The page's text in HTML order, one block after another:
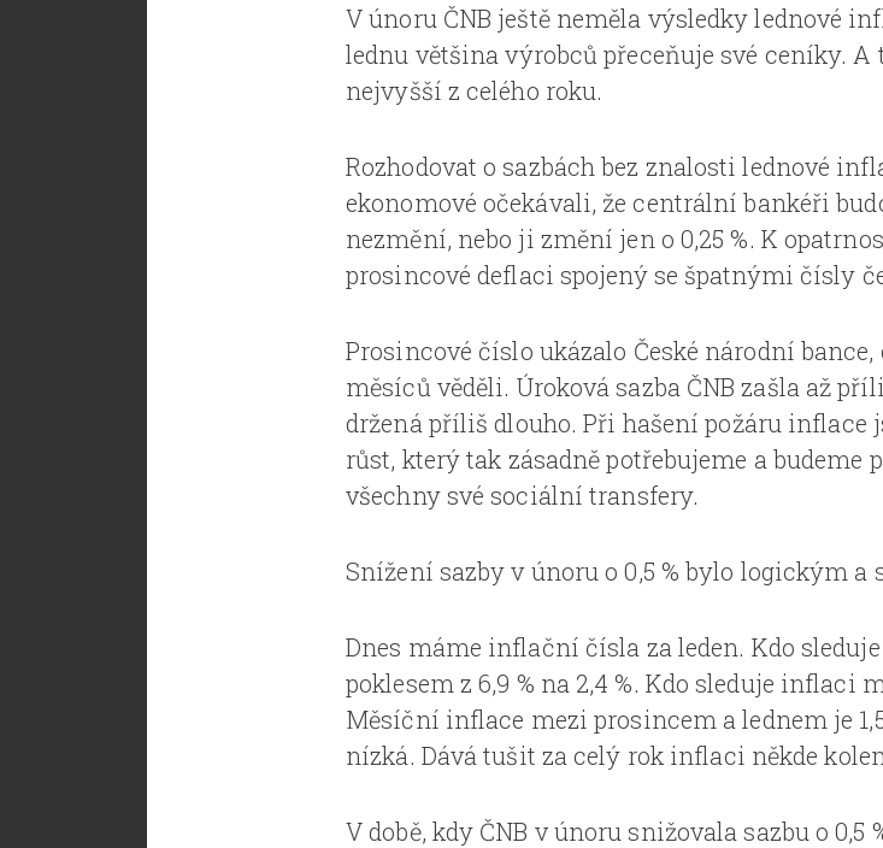
V únoru ČNB ještě neměla výsledky lednové
lednu většina výrobců přeceňuje své ceníky.
nejvyšší z celého roku.
Rozhodovat o sazbách bez znalosti lednové
ekonomové očekávali, že centrální bankéři
nezmění, nebo ji změní jen o 0,25 %. K
prosincové deflaci spojený se špatnými čísly
Prosincové číslo ukázalo České národní
měsíců věděli. Úroková sazba ČNB zašla až
držená příliš dlouho. Při hašení požáru
růst, který tak zásadně potřebujeme a
všechny své sociální transfery.
Snížení sazby v únoru o 0,5 % bylo logickým
Dnes máme inflační čísla za leden. Kdo
poklesem z 6,9 % na 2,4 %. Kdo sleduje inflaci
Měsíční inflace mezi prosincem a lednem je
nízká. Dává tušit za celý rok inflaci někde
V době, kdy ČNB v únoru snižovala sazbu o 0,5